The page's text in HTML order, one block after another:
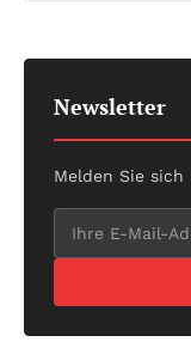
Newsletter
Melden Sie